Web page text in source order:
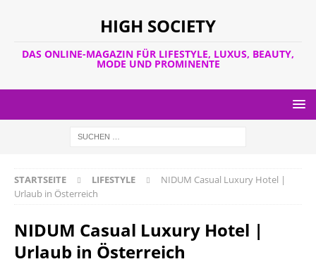
HIGH SOCIETY
DAS ONLINE-MAGAZIN FÜR LIFESTYLE, LUXUS, BEAUTY,
MODE UND PROMINENTE
STARTSEITE LIFESTYLE
NIDUM Casual Luxury Hotel |
Urlaub in Österreich
NIDUM Casual Luxury Hotel |
Urlaub in Österreich